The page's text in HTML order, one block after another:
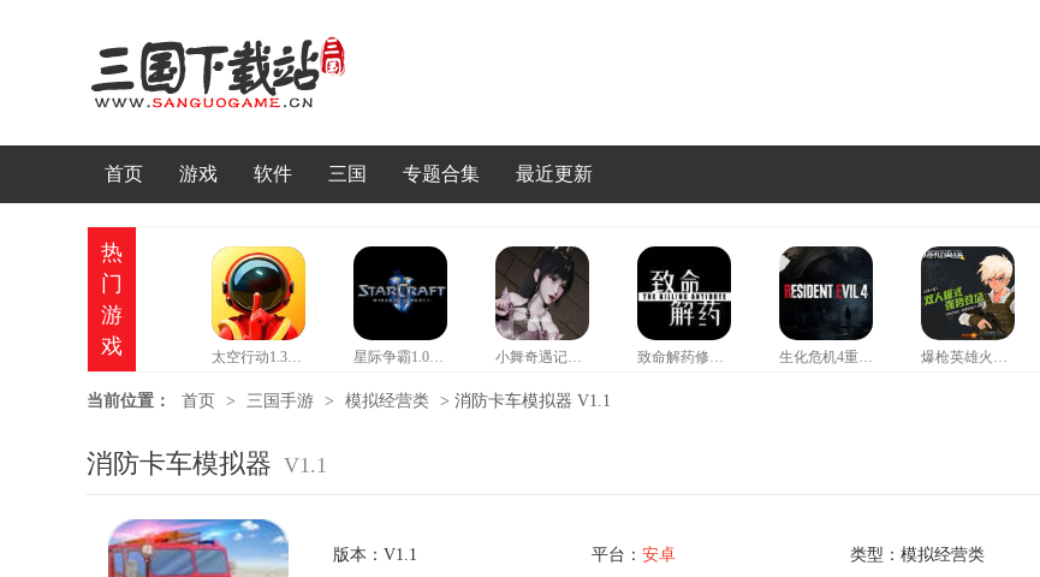
首页 游戏 软件 三国 专题合集 最近更新
热
门
游
戏
太空行动1.37情人节版本 星际争霸1.08b硬盘版 小舞奇遇记救爷爷 致命解药修改器风灵月影 生化危机4重制版修改器 爆枪英雄火神修改器
当前位置： 首页 > 三国手游 > 模拟经营类 > 消防卡车模拟器 V1.1
消防卡车模拟器 V1.1
版本：V1.1 平台： 安卓
类型：模拟经营类